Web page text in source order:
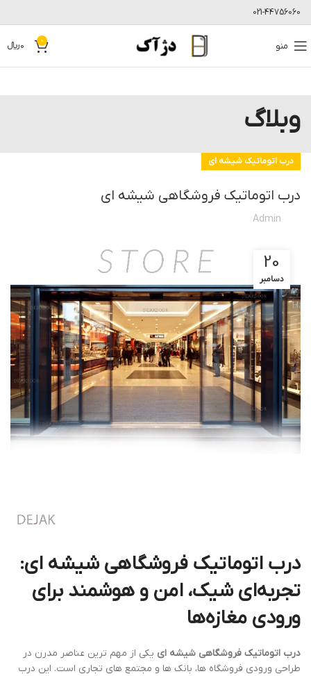
021-44756060
منو 0
0﷼
وبلاگ
درب اتوماتیک شیشه ای
درب اتوماتیک فروشگاهی شیشه ای
Admin
20
دسامبر
درب اتوماتیک فروشگاهی شیشه ای:
تجربه‌ای شیک، امن و هوشمند برای
ورودی مغازه‌ها
درب اتوماتیک فروشگاهی شیشه ای یکی از مهم ترین عناصر مدرن در
طراحی ورودی فروشگاه ها، بانک ها و مجتمع های تجاری است. این درب